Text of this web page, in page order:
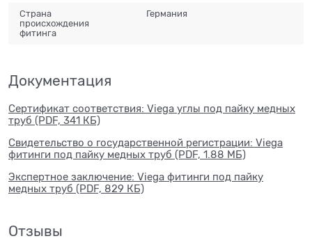
Страна
происхождения
фитинга
Германия
Документация
Сертификат соответствия: Viega углы под пайку медных
труб (PDF, 341 КБ)
Свидетельство о государственной регистрации: Viega
фитинги под пайку медных труб (PDF, 1.88 МБ)
Экспертное заключение: Viega фитинги под пайку
медных труб (PDF, 829 КБ)
Отзывы